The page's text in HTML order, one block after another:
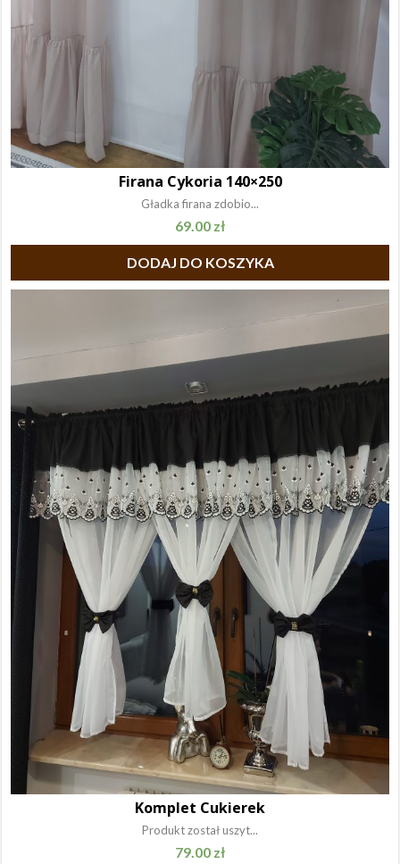
Firana Cykoria 140×250
Gładka firana zdobio...
69.00 zł
DODAJ DO KOSZYKA
Komplet Cukierek
Produkt został uszyt...
79.00 zł